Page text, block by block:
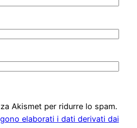
Akismet per ridurre lo spam.
elaborati i dati derivati dai